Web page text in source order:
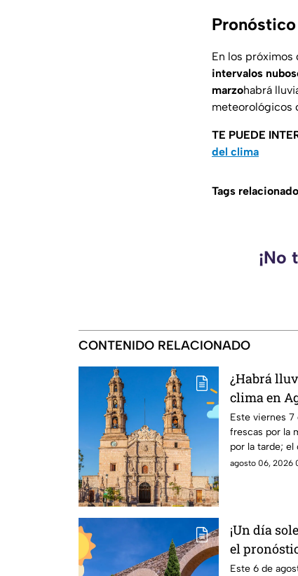
En los próximos
intervalos
marzohabrá
meteorológicos
TE PUEDE
del clima
Tags
¡No
CONTENIDO RELACIONADO
¿Habrá
clima en
de agosto
Este viernes 7
frescas por la
por la tarde;
pronóstico de
agosto 06, 2026
¡Un día
el
HOY
Este 6 de